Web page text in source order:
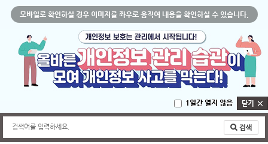
모바일로 확인하실 경우 이미지를 좌우로 움직여 내용을 확인하실 수 있습니다.
1일간 열지 않음
검색어를 입력하세요.